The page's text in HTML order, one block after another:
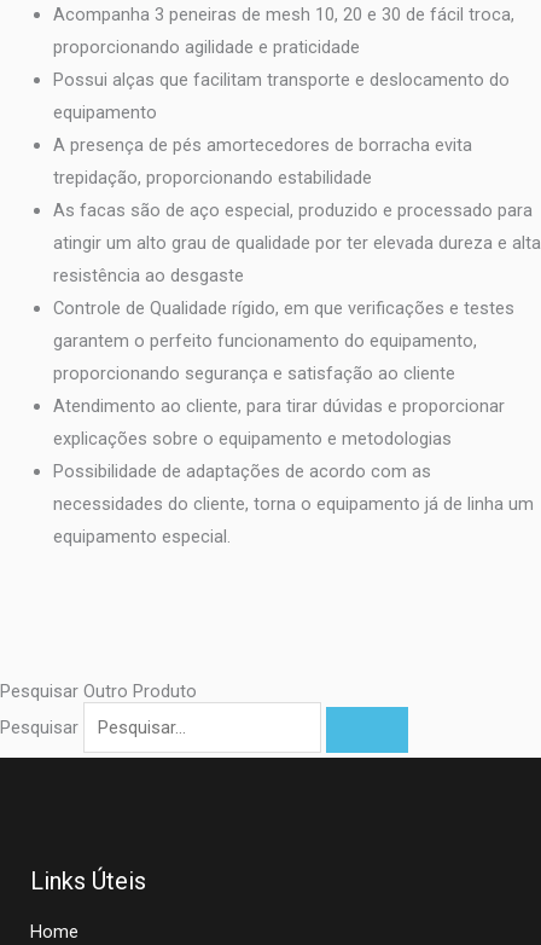
Acompanha 3 peneiras de mesh 10, 20 e 30 de fácil troca,
proporcionando agilidade e praticidade
Possui alças que facilitam transporte e deslocamento do
equipamento
A presença de pés amortecedores de borracha evita
trepidação, proporcionando estabilidade
As facas são de aço especial, produzido e processado para
atingir um alto grau de qualidade por ter elevada dureza e alta
resistência ao desgaste
Controle de Qualidade rígido, em que verificações e testes
garantem o perfeito funcionamento do equipamento,
proporcionando segurança e satisfação ao cliente
Atendimento ao cliente, para tirar dúvidas e proporcionar
explicações sobre o equipamento e metodologias
Possibilidade de adaptações de acordo com as
necessidades do cliente, torna o equipamento já de linha um
equipamento especial.
Pesquisar Outro Produto
Pesquisar
Links Úteis
Home